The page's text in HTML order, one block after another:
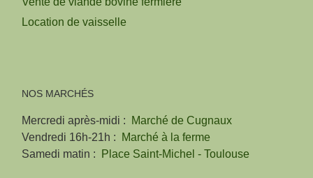
Location de vaisselle
NOS MARCHÉS
Mercredi après-midi : Marché de Cugnaux
Vendredi 16h-21h : Marché à la ferme
Samedi matin : Place Saint-Michel - Toulouse